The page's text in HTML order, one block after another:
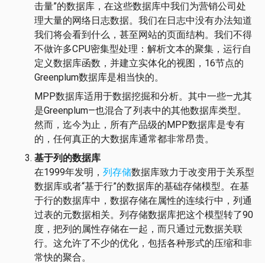
击量”的数据库，在这些数据库中我们为营销公司处
理大量的网络日志数据。我们在日志中没有办法知道
我们将会看到什么，甚至网站的页面结构。我们不得
不做许多CPU密集型处理：解析文本的聚集，运行自
定义数据库函数，并建立实体化的视图，16节点的
Greenplum数据库是相当快的。
MPP数据库适用于数据挖掘和分析。其中一些—尤其
是Greenplum—也混合了列表中的其他数据库类型。
然而，迄今为止，所有产品级的MPP数据库是专有
的，任何真正的大数据库通常都非常昂贵。
基于列的数据库
在1999年发明， 列存储数据库致力于改变用于关系型
数据库或者“基于行”的数据库的基础存储模型。在基
于行的数据库中，数据存储在属性的连续行中，列通
过表的元数据相关。列存储数据库把这个模型转了90
度，把列的属性存储在一起，而只通过元数据关联
行。这允许了不少的优化，包括各种形式的压缩和非
常快的聚合。